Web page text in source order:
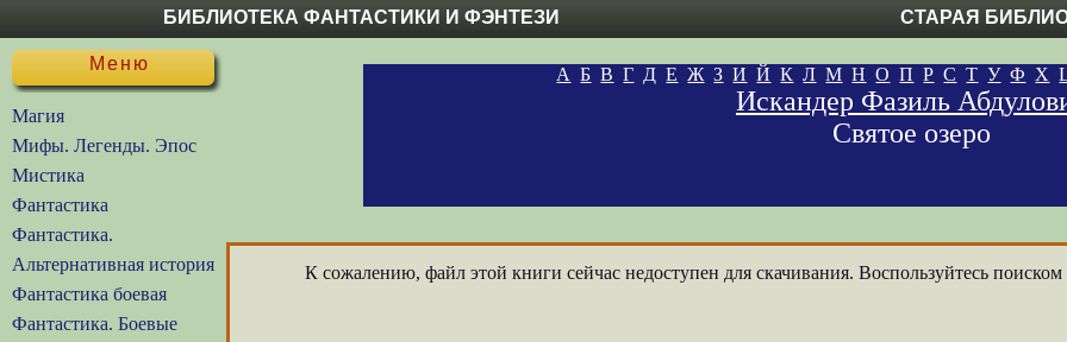
БИБЛИОТЕКА ФАНТАСТИКИ И ФЭНТЕЗИ СТАРАЯ
Меню
Магия
Мифы. Легенды. Эпос
Мистика
Фантастика
Фантастика.
Альтернативная история
Фантастика боевая
Фантастика. Боевые
А Б В Г Д Е Ж З И Й К Л М Н О П Р С Т У Ф Х
Искандер Фазиль
Святое озеро
К сожалению, файл этой книги сейчас недоступен для скачивания. Воспользуйтесь